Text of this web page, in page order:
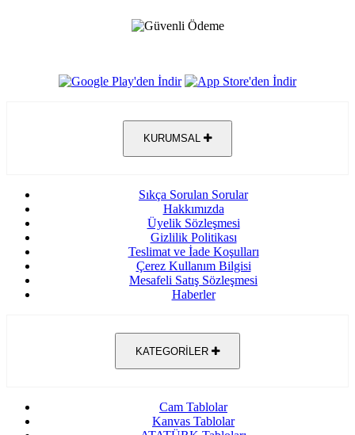
KURUMSAL
Sıkça Sorulan Sorular
Hakkımızda
Üyelik Sözleşmesi
Gizlilik Politikası
Teslimat ve İade Koşulları
Çerez Kullanım Bilgisi
Mesafeli Satış Sözleşmesi
Haberler
KATEGORİLER
Cam Tablolar
Kanvas Tablolar